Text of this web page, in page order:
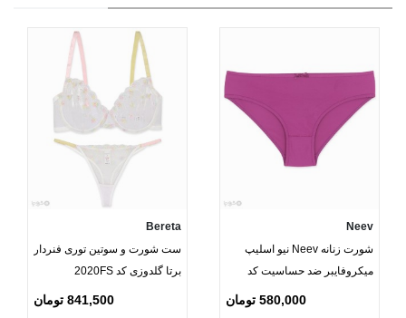
Neev
شورت زنانه Neev نیو اسلیپ
میکروفایبر ضد حساسیت کد
580,000 تومان
Bereta
ست شورت و سوتین توری فنردار
برتا گلدوزی کد 2020FS
841,500 تومان